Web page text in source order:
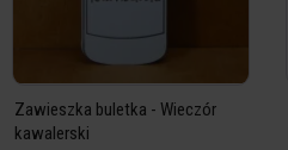
Zawieszka buletka - Wieczór
kawalerski